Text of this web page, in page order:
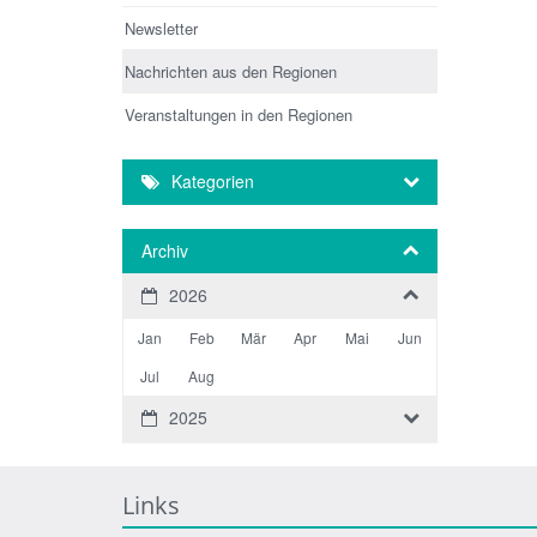
Newsletter
Nachrichten aus den Regionen
Veranstaltungen in den Regionen
Kategorien
Archiv
2026
Jan Feb Mär Apr Mai
Jun
Jul
Aug
2025
Links